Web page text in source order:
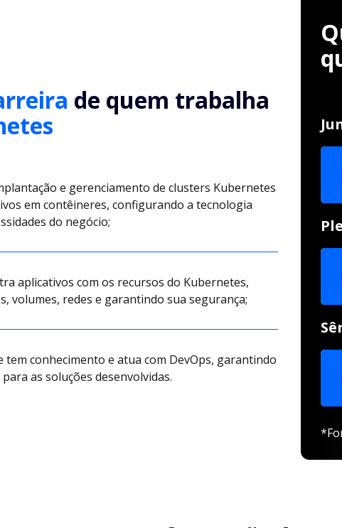
de quem trabalha
e gerenciamento de clusters Kubernetes
em contêineres, configurando a tecnologia
do negócio;
aplicativos com os recursos do Kubernetes,
volumes, redes e garantindo sua segurança;
tem conhecimento e atua com DevOps, garantindo
as soluções desenvolvidas.